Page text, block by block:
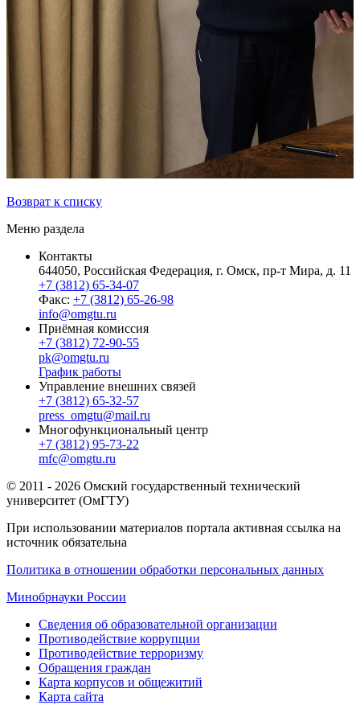
Возврат к списку
Меню раздела
Контакты
644050, Российская Федерация, г. Омск, пр-т Мира, д. 11
+7 (3812) 65-34-07
Факс: +7 (3812) 65-26-98
info@omgtu.ru
Приёмная комиссия
+7 (3812) 72-90-55
pk@omgtu.ru
График работы
Управление внешних связей
+7 (3812) 65-32-57
press_omgtu@mail.ru
Многофункциональный центр
+7 (3812) 95-73-22
mfc@omgtu.ru
© 2011 - 2026 Омский государственный технический
университет (ОмГТУ)
При использовании материалов портала активная ссылка на
источник обязательна
Политика в отношении обработки персональных данных
Минобрнауки России
Сведения об образовательной организации
Противодействие коррупции
Противодействие терроризму
Обращения граждан
Карта корпусов и общежитий
Карта сайта